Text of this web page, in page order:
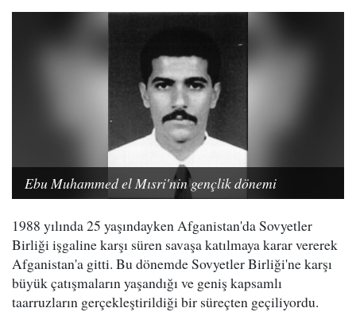
Ebu Muhammed el Mısri'nin gençlik dönemi
1988 yılında 25 yaşındayken Afganistan'da Sovyetler
Birliği işgaline karşı süren savaşa katılmaya karar vererek
Afganistan'a gitti. Bu dönemde Sovyetler Birliği'ne karşı
büyük çatışmaların yaşandığı ve geniş kapsamlı
taarruzların gerçekleştirildiği bir süreçten geçiliyordu.